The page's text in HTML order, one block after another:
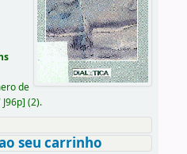
de
] (2).
seu carrinho